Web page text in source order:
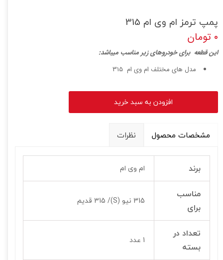
پمپ ترمز ام وی ام 315
۰ تومان
این قطعه برای خودروهای زیر مناسب میباشد:
مدل های مختلف ام وی ام 315
افزودن به سبد خرید
مشخصات محصول نظرات
برند ام وی ام
مناسب
برای
315 نیو (S)/ 315 قدیم
تعداد در
بسته
1 عدد